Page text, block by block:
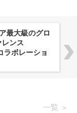
最大級のグロ
レンス
ラボレーショ
一覧